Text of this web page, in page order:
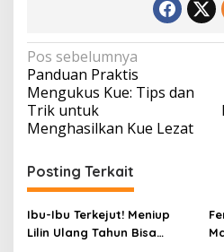
N
a
v
i
g
a
s
i
Pos sebelumnya
Panduan Praktis
Mengukus Kue: Tips dan
Trik untuk
Menghasilkan Kue Lezat
Posting Terkait
Ibu-Ibu Terkejut! Meniup
Lilin Ulang Tahun Bisa